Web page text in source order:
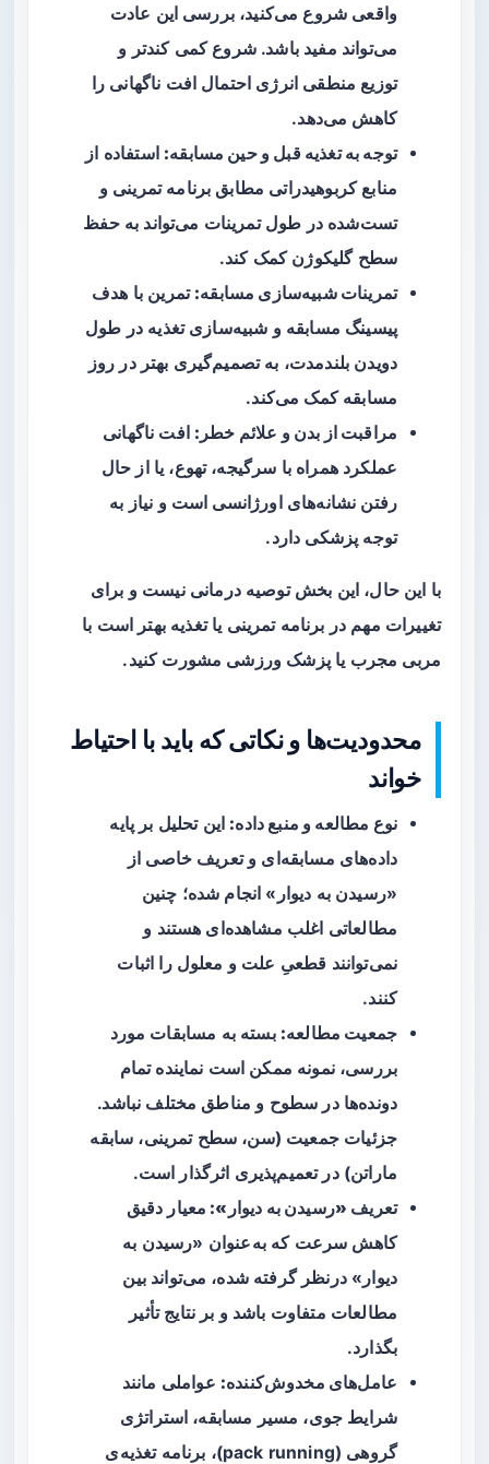
واقعی شروع می‌کنید، بررسی این عادت
می‌تواند مفید باشد. شروع کمی کندتر و
توزیع منطقی انرژی احتمال افت ناگهانی را
کاهش می‌دهد.
توجه به تغذیه قبل و حین مسابقه: استفاده از
منابع کربوهیدراتی مطابق برنامه تمرینی و
تست‌شده در طول تمرینات می‌تواند به حفظ
سطح گلیکوژن کمک کند.
تمرینات شبیه‌سازی مسابقه: تمرین با هدف
پیسینگ مسابقه و شبیه‌سازی تغذیه در طول
دویدن بلندمدت، به تصمیم‌گیری بهتر در روز
مسابقه کمک می‌کند.
مراقبت از بدن و علائم خطر: افت ناگهانی
عملکرد همراه با سرگیجه، تهوع، یا از حال
رفتن نشانه‌های اورژانسی است و نیاز به
توجه پزشکی دارد.
با این حال، این بخش توصیه درمانی نیست و برای
تغییرات مهم در برنامه تمرینی یا تغذیه بهتر است با
مربی مجرب یا پزشک ورزشی مشورت کنید.
محدودیت‌ها و نکاتی که باید با احتیاط
خواند
نوع مطالعه و منبع داده: این تحلیل بر پایه
داده‌های مسابقه‌ای و تعریف خاصی از
«رسیدن به دیوار» انجام شده؛ چنین
مطالعاتی اغلب مشاهده‌ای هستند و
نمی‌توانند قطعیِ علت و معلول را اثبات
کنند.
جمعیت مطالعه: بسته به مسابقات مورد
بررسی، نمونه ممکن است نماینده تمام
دونده‌ها در سطوح و مناطق مختلف نباشد.
جزئیات جمعیت (سن، سطح تمرینی، سابقه
ماراتن) در تعمیم‌پذیری اثرگذار است.
تعریف «رسیدن به دیوار»: معیار دقیق
کاهش سرعت که به‌عنوان «رسیدن به
دیوار» درنظر گرفته شده، می‌تواند بین
مطالعات متفاوت باشد و بر نتایج تأثیر
بگذارد.
عامل‌های مخدوش‌کننده: عواملی مانند
شرایط جوی، مسیر مسابقه، استراتژی
گروهی (pack running)، برنامه تغذیه‌ی